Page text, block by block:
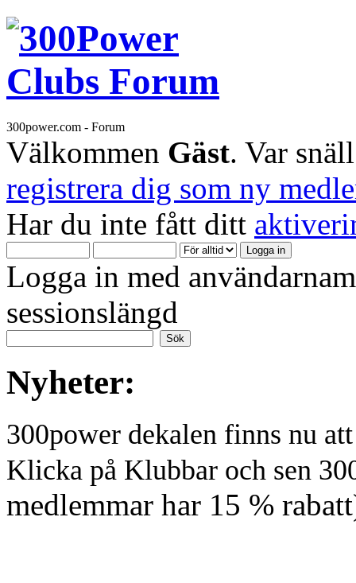
300power.com - Forum
Välkommen Gäst. Var
registrera dig som ny
Har du inte fått ditt
Logga in med
sessionslängd
Nyheter:
300power dekalen finns nu
Klicka på Klubbar och sen
medlemmar har 15 %